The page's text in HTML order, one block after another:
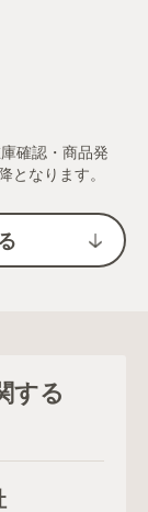
確認・商品発
となります。
する